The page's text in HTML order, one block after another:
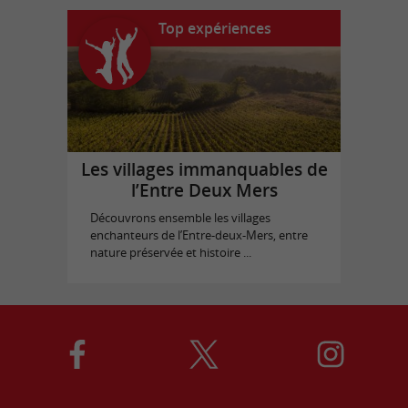
Top expériences
Les villages immanquables de
l’Entre Deux Mers
Découvrons ensemble les villages
enchanteurs de l’Entre-deux-Mers, entre
nature préservée et histoire ...